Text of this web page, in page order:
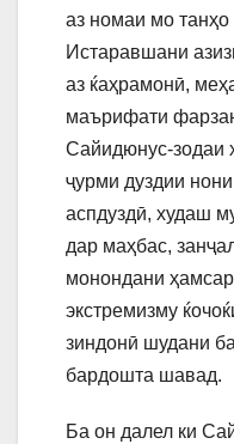
аз номаи мо танҳо
Истаравшани
аз ќаҳрамонӣ,
маърифати
Сайидюнус-зодаи
ҷурми дуздии
аспдуздӣ, худаш
дар маҳбас,
монондани
экстремизму
зиндонӣ шудани
бардошта шавад.
Ба он далел ки